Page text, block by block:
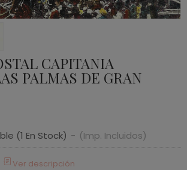
CAPITANIA
PALMAS DE GRAN
(1 En Stock) - (Imp. Incluidos)
Ver descripción